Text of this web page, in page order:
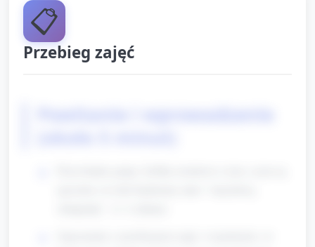
📋
Przebieg zajęć
Powitanie i wprowadzenie